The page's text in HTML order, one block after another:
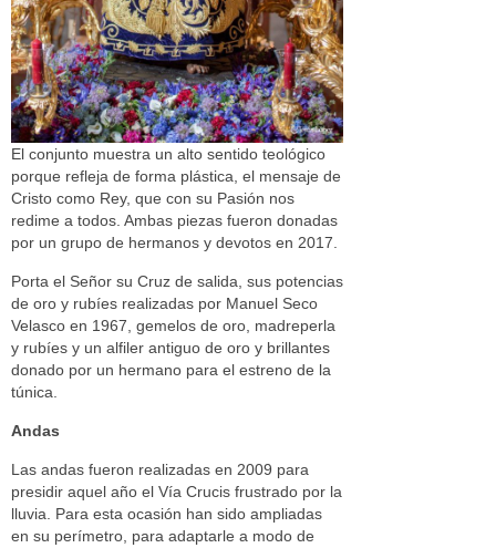
El conjunto muestra un alto sentido teológico
porque refleja de forma plástica, el mensaje de
Cristo como Rey, que con su Pasión nos
redime a todos. Ambas piezas fueron donadas
por un grupo de hermanos y devotos en 2017.
Porta el Señor su Cruz de salida, sus potencias
de oro y rubíes realizadas por Manuel Seco
Velasco en 1967, gemelos de oro, madreperla
y rubíes y un alfiler antiguo de oro y brillantes
donado por un hermano para el estreno de la
túnica.
Andas
Las andas fueron realizadas en 2009 para
presidir aquel año el Vía Crucis frustrado por la
lluvia. Para esta ocasión han sido ampliadas
en su perímetro, para adaptarle a modo de